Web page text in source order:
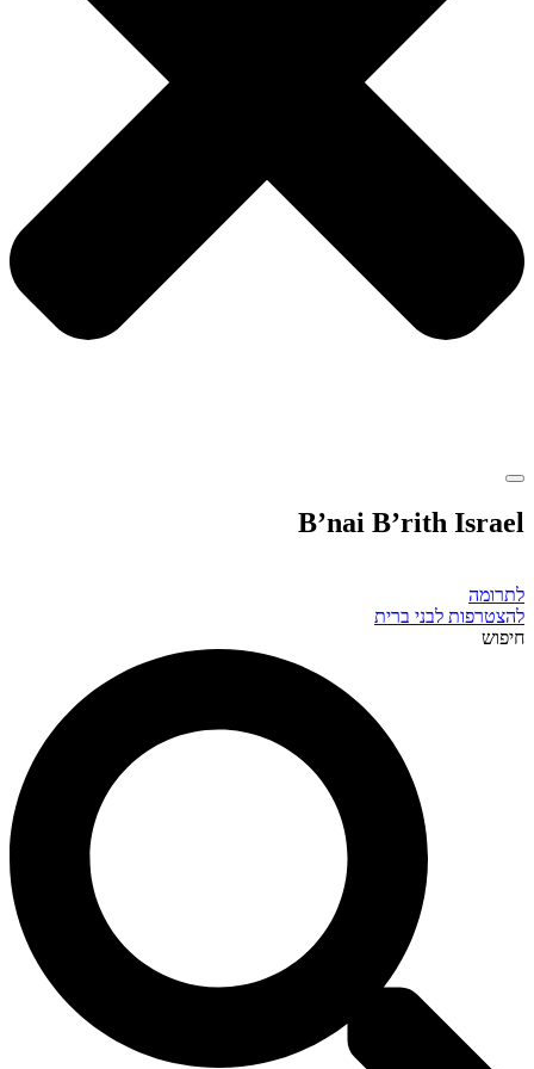
B’nai B’rith Israel
לתרומה
להצטרפות לבני ברית
חיפוש